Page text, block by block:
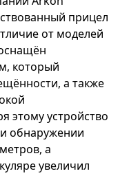
прицел
от моделей
который
а также
этому устройство
обнаружении
а
увеличил